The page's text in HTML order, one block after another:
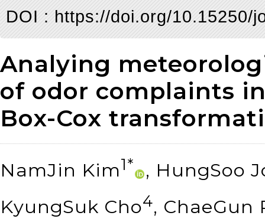
DOI : https://doi.org/10.15250/
Analying
of odor complaints
Box-Cox
NamJin Kim1*
, HungSoo
KyungSuk Cho4, ChaeGun